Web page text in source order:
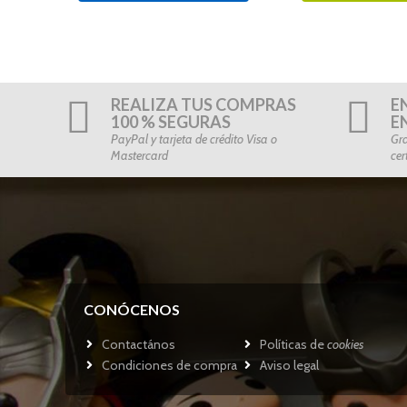
REALIZA TUS COMPRAS
100 % SEGURAS
PayPal y tarjeta de crédito Visa o
Mastercard
CONÓCENOS
Contactános Políticas decookies
Condiciones de compra
Aviso legal